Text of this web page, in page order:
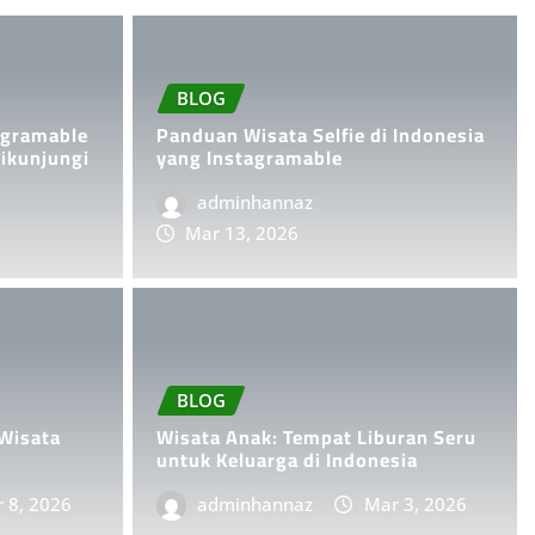
10 Destinasi
di Indonesia
adminhannaz Feb 26, 2026
BLOG
Panduan Wisata Selfie di Indonesia
yang Instagramable
adminhannaz
Mar 13, 2026
8, 2026
BLOG
Wisata Anak: Tempat Liburan Seru
untuk Keluarga di Indonesia
adminhannaz Mar 3, 2026